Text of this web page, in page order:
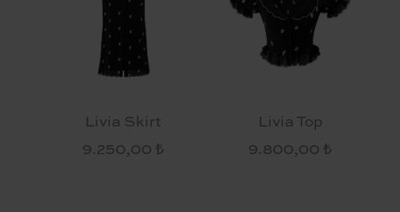
Livia Skirt
9.250,00 ₺
Livia Top
9.800,00 ₺